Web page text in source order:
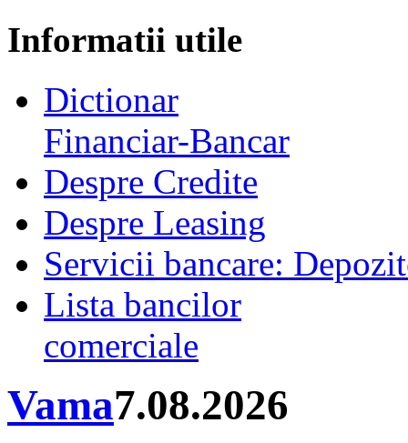
Informatii utile
Dictionar
Financiar-Bancar
Despre Credite
Despre Leasing
Servicii bancare:
Lista bancilor
comerciale
Vama7.08.2026